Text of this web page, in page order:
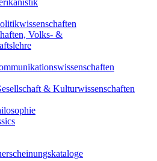
Volks- &
& Kulturwissenschaften